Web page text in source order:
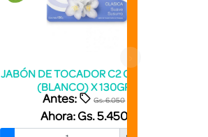
JABÓN DE TOCADOR C2 CLASICA
(BLANCO) X 130GR
Antes: Gs. 6.050
Ahora: Gs. 5.450